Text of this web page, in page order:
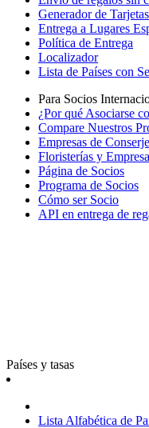
Generador de
Entrega a Lugares
Política de Entrega
Localizador
Lista de Países con
Para Socios
¿Por qué Asociarse
Compare Nuestros
Empresas de
Floristerías y
Página de Socios
Programa de Socios
Cómo ser Socio
API en entrega de
Países y tasas
Lista Alfabética de